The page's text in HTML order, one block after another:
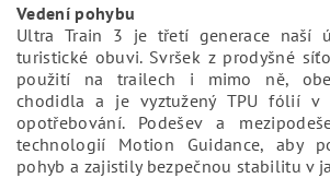
Vedení pohybu
Ultra Train 3 je třetí generace naší
turistické obuvi. Svršek z prodyšné
použití na trailech i mimo ně,
chodidla a je vyztužený TPU fólií v
opotřebování. Podešev a
technologií Motion Guidance, aby
pohyb a zajistily bezpečnou stabilitu v